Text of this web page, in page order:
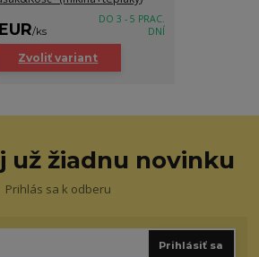
/ks
DO 3 - 5 PRAC.
DNÍ
Zvoliť variant
už žiadnu novinku
Prihlás sa k odberu
Prihlásiť sa